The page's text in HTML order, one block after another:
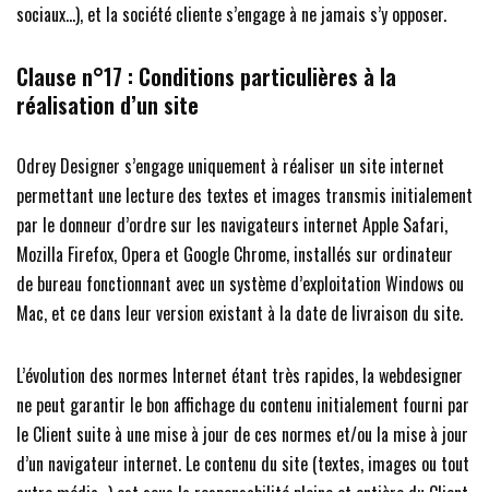
sociaux…), et la société cliente s’engage à ne jamais s’y opposer.
Clause n°17 : Conditions particulières à la
réalisation d’un site
Odrey Designer s’engage uniquement à réaliser un site internet
permettant une lecture des textes et images transmis initialement
par le donneur d’ordre sur les navigateurs internet Apple Safari,
Mozilla Firefox, Opera et Google Chrome, installés sur ordinateur
de bureau fonctionnant avec un système d’exploitation Windows ou
Mac, et ce dans leur version existant à la date de livraison du site.
L’évolution des normes Internet étant très rapides, la webdesigner
ne peut garantir le bon affichage du contenu initialement fourni par
le Client suite à une mise à jour de ces normes et/ou la mise à jour
d’un navigateur internet. Le contenu du site (textes, images ou tout